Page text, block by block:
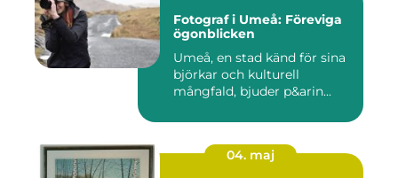
Fotograf i Umeå: Föreviga
ögonblicken
Umeå, en stad känd för sina
björkar och kulturell
mångfald, bjuder p&arin...
04. maj